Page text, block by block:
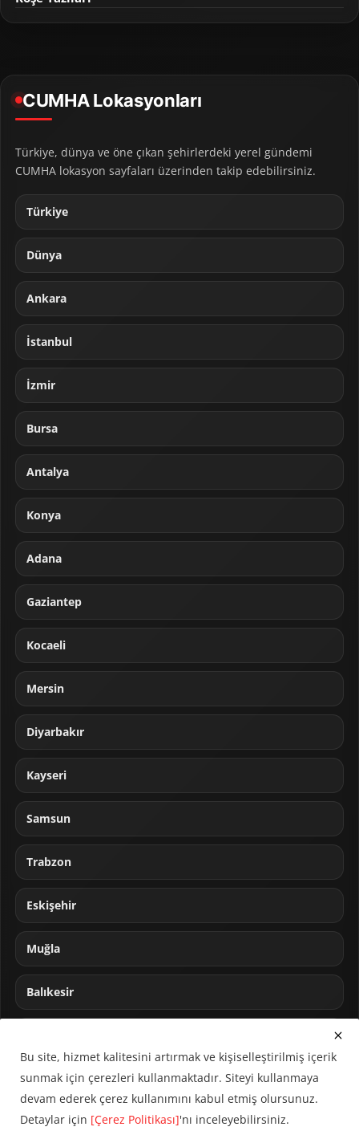
CUMHA Lokasyonları
Türkiye, dünya ve öne çıkan şehirlerdeki yerel gündemi
CUMHA lokasyon sayfaları üzerinden takip edebilirsiniz.
Türkiye
Dünya
Ankara
İstanbul
İzmir
Bursa
Antalya
Konya
Adana
Gaziantep
Kocaeli
Mersin
Diyarbakır
Kayseri
Samsun
Trabzon
Eskişehir
Muğla
Balıkesir
Bu site, hizmet kalitesini artırmak ve kişiselleştirilmiş içerik
sunmak için çerezleri kullanmaktadır. Siteyi kullanmaya
devam ederek çerez kullanımını kabul etmiş olursunuz.
Detaylar için [Çerez Politikası]'nı inceleyebilirsiniz.